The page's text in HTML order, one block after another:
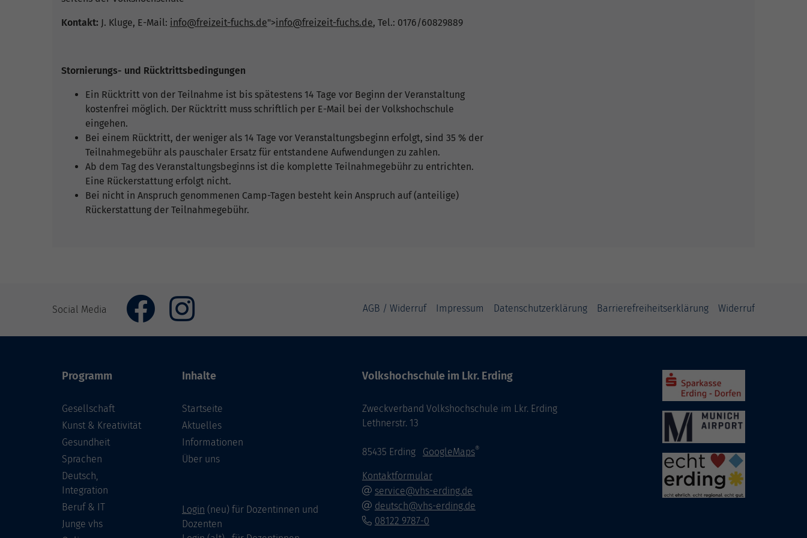
Kontakt: J. Kluge, E-Mail: info@freizeit-fuchs.de">info@freizeit-fuchs.de, Tel.: 0176/60829889
Stornierungs- und Rücktrittsbedingungen
Ein Rücktritt von der Teilnahme ist bis spätestens 14 Tage vor Beginn der Veranstaltung
kostenfrei möglich. Der Rücktritt muss schriftlich per E-Mail bei der Volkshochschule
eingehen.
Bei einem Rücktritt, der weniger als 14 Tage vor Veranstaltungsbeginn erfolgt, sind 35 % der
Teilnahmegebühr als pauschaler Ersatz für entstandene Aufwendungen zu zahlen.
Ab dem Tag des Veranstaltungsbeginns ist die komplette Teilnahmegebühr zu entrichten.
Eine Rückerstattung erfolgt nicht.
Bei nicht in Anspruch genommenen Camp-Tagen besteht kein Anspruch auf (anteilige)
Rückerstattung der Teilnahmegebühr.
Social Media AGB / Widerruf Impressum Datenschutzerklärung Barrierefreiheitserklärung Widerruf
Programm
Gesellschaft
Kunst & Kreativität
Gesundheit
Sprachen
Deutsch,
Integration
Beruf & IT
Junge vhs
Inhalte
Startseite
Aktuelles
Informationen
Über uns
Login (neu) für Dozentinnen und
Dozenten
Volkshochschule im Lkr. Erding
Zweckverband Volkshochschule im Lkr. Erding
Lethnerstr. 13
85435 Erding GoogleMaps®
Kontaktformular
service@vhs-erding.de
deutsch@vhs-erding.de
08122 9787-0